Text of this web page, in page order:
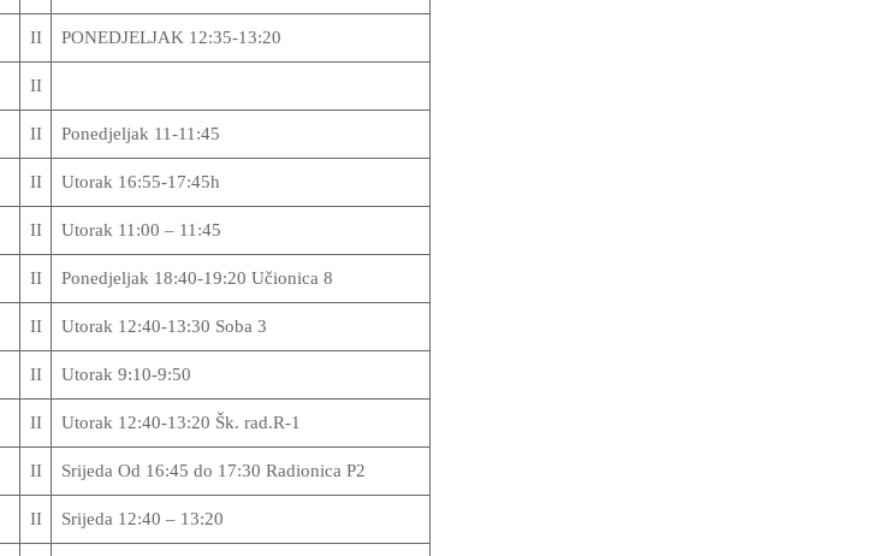
II PONEDJELJAK 12:35-13:20
II
II Ponedjeljak 11-11:45
II Utorak 16:55-17:45h
II Utorak 11:00 – 11:45
II Ponedjeljak 18:40-19:20 Učionica 8
II Utorak 12:40-13:30 Soba 3
II Utorak 9:10-9:50
II Utorak 12:40-13:20 Šk. rad.R-1
II Srijeda Od 16:45 do 17:30 Radionica P2
II Srijeda 12:40 – 13:20